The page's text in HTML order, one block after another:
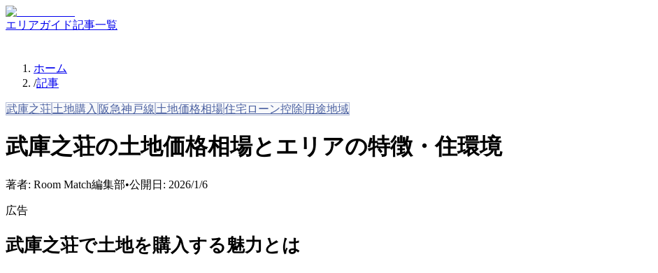
エリアガイド記事一覧
ホーム
/記事
武庫之荘土地購入 阪急神戸線 土地価格相場住宅ローン控除 用途地域
武庫之荘の土地価格相場とエリアの特徴・住環境
著者: Room Match編集部•公開日: 2026/1/6
広告
武庫之荘で土地を購入する魅力とは